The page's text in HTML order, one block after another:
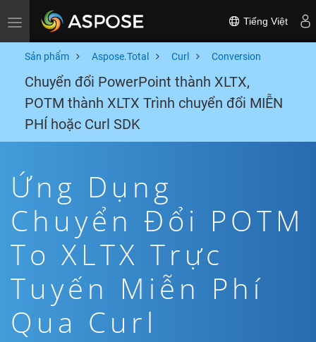
Toggle navigation Tiếng Việt
Sản phẩm Aspose.Total Curl Conversion
Chuyển đổi PowerPoint thành XLTX,
POTM thành XLTX Trình chuyển đổi MIỄN
PHÍ hoặc Curl SDK
Ứng Dụng
Chuyển Đổi POTM
To XLTX Trực
Tuyến Miễn Phí
Qua Curl